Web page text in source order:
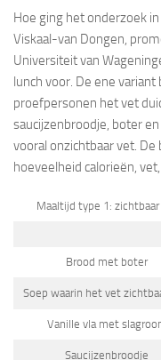
Hoe ging het onderzoek
Viskaal-van Dongen,
Universiteit van
lunch voor. De ene
proefpersonen het vet
saucijzenbroodje, boter
vooral onzichtbaar vet.
hoeveelheid calorieën,
Maaltijd type 1:
Brood met boter
Soep waarin het vet
Vanille vla met
Saucijzenbroodje